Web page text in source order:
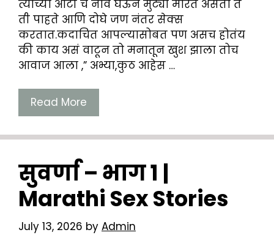
त्याच्या आंटी च नाव घेऊन मुट्या मारत असतो ते
ती पाहते आणि दोघे जण नंतर सेक्स
करतात.कदाचित आपल्यासोबत पण असच होतंय
की काय असं वाटून तो मनातून खुश झाला तोच
आवाज आला ,” अभ्या,कुठ आहेस …
Read More
सुवर्णा – भाग १ |
Marathi Sex Stories
July 13, 2026 by Admin